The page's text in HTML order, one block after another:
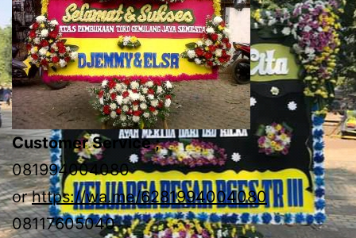
Customer Service ;
081994004080
orhttps://wa.me/6281994004080
08117605040